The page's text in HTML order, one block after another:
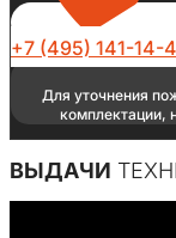
+7 (495) 141-14-
Для уточнения
комплектации,
ВЫДАЧИ